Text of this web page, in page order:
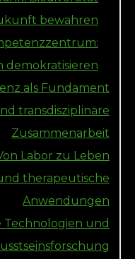
bewahren
demokratisieren
als Fundament
transdisziplinäre
Zusammenarbeit
Labor zu Leben
therapeutische
Anwendungen
und